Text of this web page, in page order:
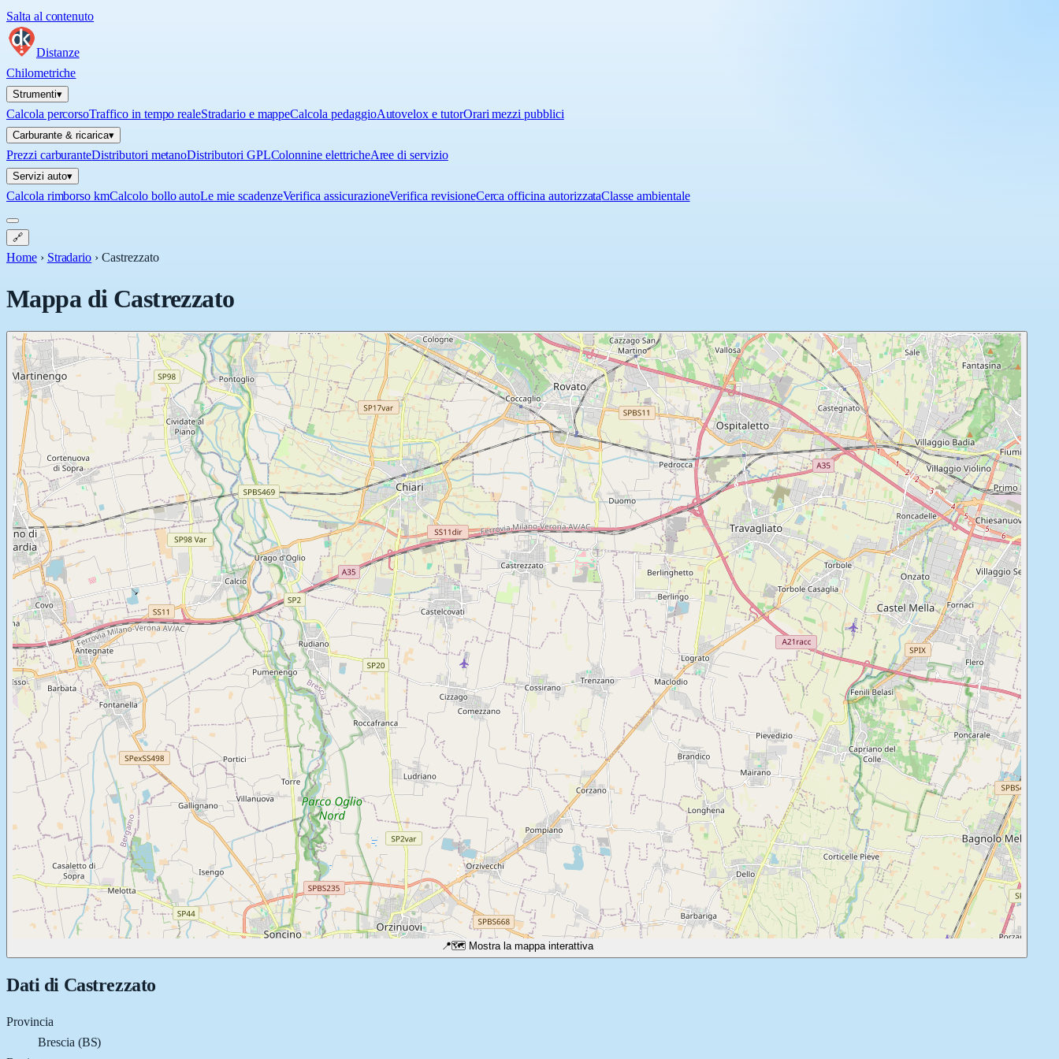
Salta al contenuto
Distanze
Chilometriche
Strumenti▾
Calcola percorsoTraffico in tempo realeStradario e mappeCalcola pedaggioAutovelox e tutorOrari mezzi pubblici
Carburante & ricarica▾
Prezzi carburanteDistributori metanoDistributori GPLColonnine elettricheAree di servizio
Servizi auto▾
Calcola rimborso kmCalcolo bollo autoLe mie scadenzeVerifica assicurazioneVerifica revisioneCerca officina autorizzataClasse ambientale
🔗
Home › Stradario ›Castrezzato
Mappa di Castrezzato
📍🗺️ Mostra la mappa interattiva
Dati di Castrezzato
Provincia
Brescia (BS)